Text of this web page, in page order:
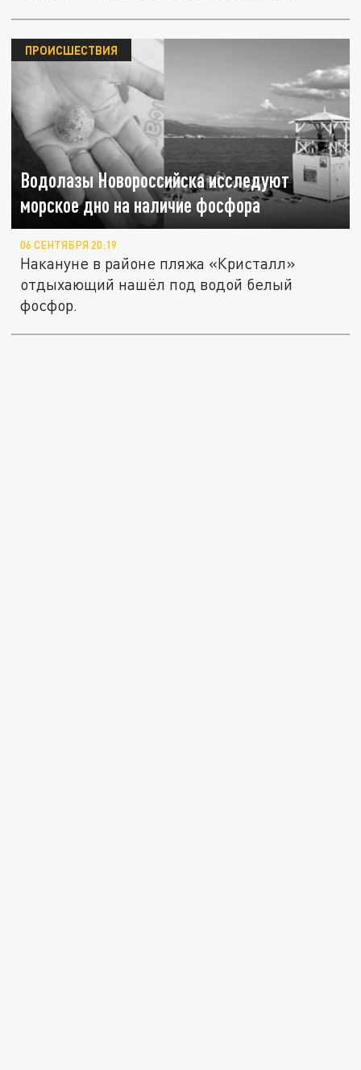
Водолазы Новороссийска исследуют
морское дно на наличие фосфора
ПРОИСШЕСТВИЯ
06 СЕНТЯБРЯ 20:19
Накануне в районе пляжа «Кристалл»
отдыхающий нашёл под водой белый
фосфор.